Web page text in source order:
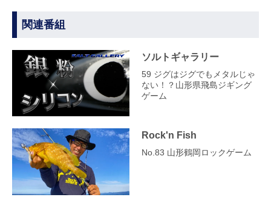
関連番組
ソルトギャラリー
59 ジグはジグでもメタルじゃ
ない！？山形県飛島ジギング
ゲーム
Rock'n Fish
No.83 山形鶴岡ロックゲーム